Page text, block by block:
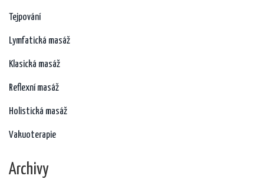
Tejpování
Lymfatická masáž
Klasická masáž
Reflexní masáž
Holistická masáž
Vakuoterapie
Archivy